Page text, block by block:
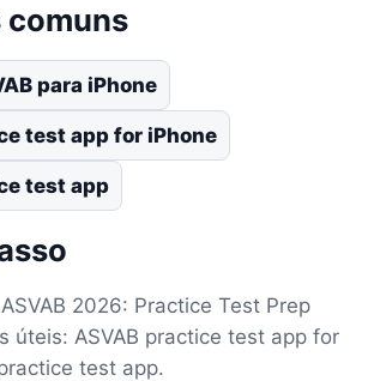
comuns
para iPhone
test app for iPhone
test app
2026: Practice Test Prep
úteis: ASVAB practice test app for
test app.